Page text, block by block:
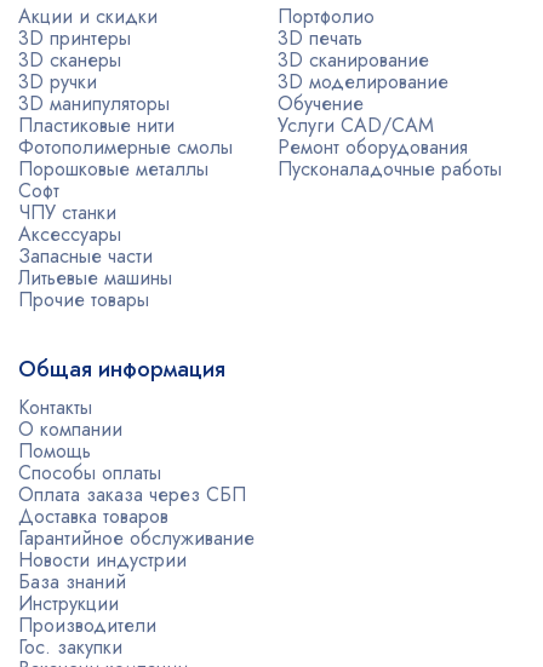
Акции и скидки
3D принтеры
3D сканеры
3D ручки
3D манипуляторы
Пластиковые нити
Фотополимерные смолы
Порошковые металлы
Софт
ЧПУ станки
Аксессуары
Запасные части
Литьевые машины
Прочие товары
Портфолио
3D печать
3D сканирование
3D моделирование
Обучение
Услуги CAD/CAM
Ремонт оборудования
Пусконаладочные работы
Общая информация
Контакты
О компании
Помощь
Способы оплаты
Оплата заказа через СБП
Доставка товаров
Гарантийное обслуживание
Новости индустрии
База знаний
Инструкции
Производители
Гос. закупки